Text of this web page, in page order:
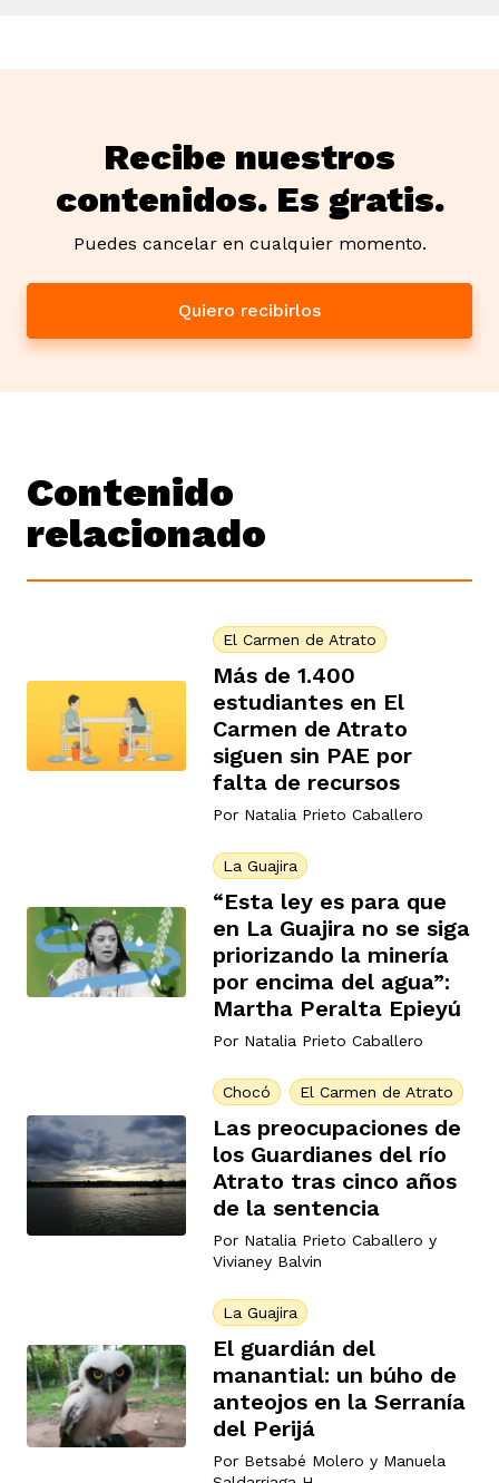
Recibe nuestros
contenidos. Es gratis.
Puedes cancelar en cualquier momento.
Quiero recibirlos
Contenido
relacionado
El Carmen de Atrato
Más de 1.400
estudiantes en El
Carmen de Atrato
siguen sin PAE por
falta de recursos
Por Natalia Prieto Caballero
La Guajira
“Esta ley es para que
en La Guajira no se siga
priorizando la minería
por encima del agua”:
Martha Peralta Epieyú
Por Natalia Prieto Caballero
Chocó El Carmen de Atrato
Las preocupaciones de
los Guardianes del río
Atrato tras cinco años
de la sentencia
Por Natalia Prieto Caballero y
Vivianey Balvin
La Guajira
El guardián del
manantial: un búho de
anteojos en la Serranía
del Perijá
Por Betsabé Molero y Manuela